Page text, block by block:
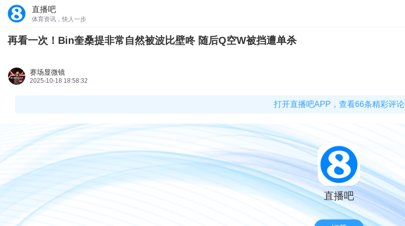
直播吧
体育资讯，快人一步
再看一次！Bin奎桑提非常自然被波比壁咚 随后Q空W被挡遭单杀
赛场显微镜
2025-10-18 18:58:32
打开直播吧APP，查看66条精彩评论
直播吧